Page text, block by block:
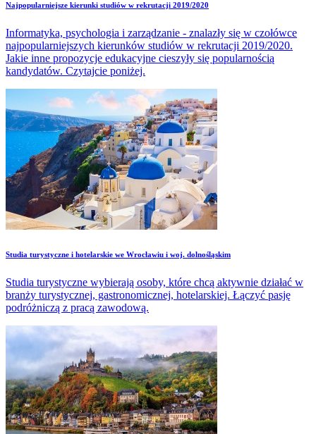
Najpopularniejsze kierunki studiów w rekrutacji 2019/2020
Informatyka, psychologia i zarządzanie - znalazły się w czołówce
najpopularniejszych kierunków studiów w rekrutacji 2019/2020.
Jakie inne propozycje edukacyjne cieszyły się popularnością
kandydatów. Czytajcie poniżej.
Studia turystyczne i hotelarskie we Wrocławiu i woj. dolnośląskim
Studia turystyczne wybierają osoby, które chcą aktywnie działać w
branży turystycznej, gastronomicznej, hotelarskiej. Łączyć pasję
podróżniczą z pracą zawodową.